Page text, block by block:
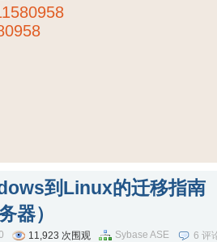
到Linux的迁移指南
器）
11,923 次围观 Sybase ASE 6 评